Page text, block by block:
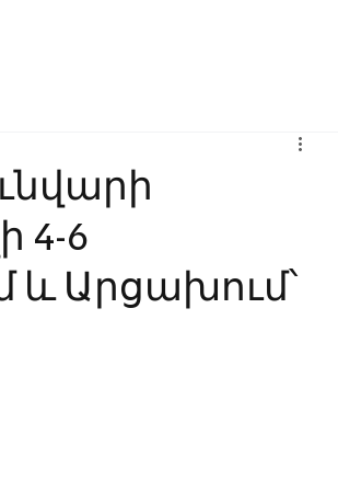
4-6
և Արցախում՝